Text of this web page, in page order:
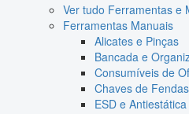
Ver tudo Ferramentas e
Ferramentas Manuais
Alicates e Pinças
Bancada e
Consumíveis de
Chaves de
ESD e Antiestática